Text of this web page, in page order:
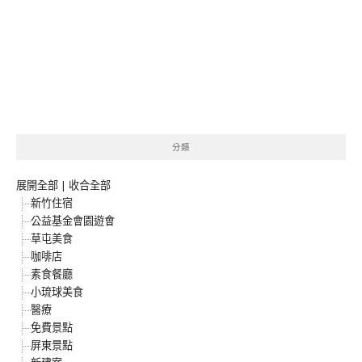
分類
展開全部 | 收合全部
新竹住宿
公益基金會園遊會
草屯美食
咖啡店
素食餐廳
小琉球美食
醫療
免費景點
屏東景點